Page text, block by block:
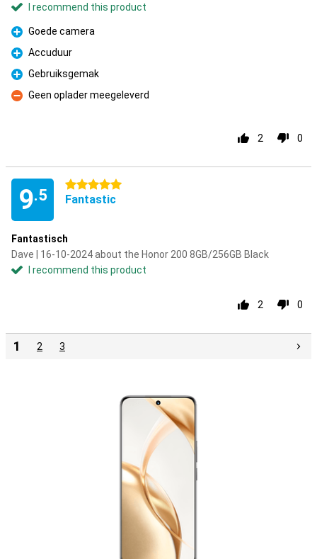
I recommend this product
Pro
Goede camera
Pro
Accuduur
Pro
Gebruiksgemak
Con
Geen oplader meegeleverd
2 0
9.5
5 stars
Fantastic
Fantastisch
Dave | 16-10-2024 about the Honor 200 8GB/256GB Black
I recommend this product
2 0
1 2 3